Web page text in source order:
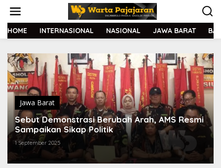
t
HOME INTERNASIONAL NASIONAL JAWA BARAT
Jawa Barat
Sebut Demonstrasi Berubah Arah, AMS Resmi
Sampaikan Sikap Politik
1 September 2025